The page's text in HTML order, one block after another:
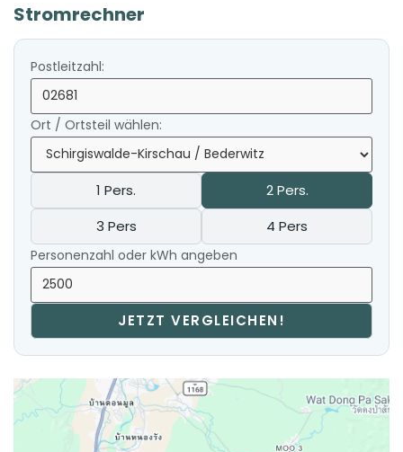
Stromrechner
Postleitzahl:
Ort / Ortsteil wählen:
1 Pers.
2 Pers.
3 Pers
4 Pers
Personenzahl oder kWh angeben
JETZT VERGLEICHEN!